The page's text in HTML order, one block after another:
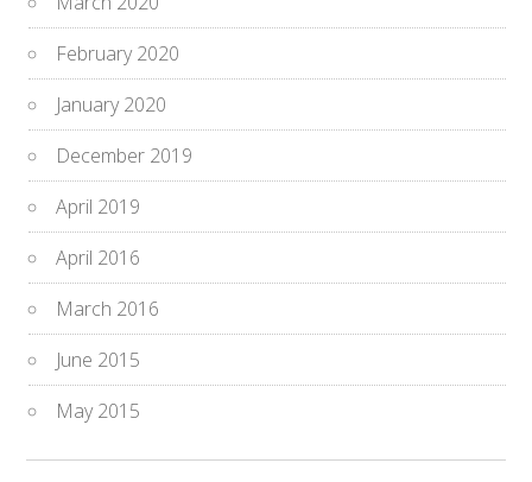
February 2020
January 2020
December 2019
April 2019
April 2016
March 2016
June 2015
May 2015